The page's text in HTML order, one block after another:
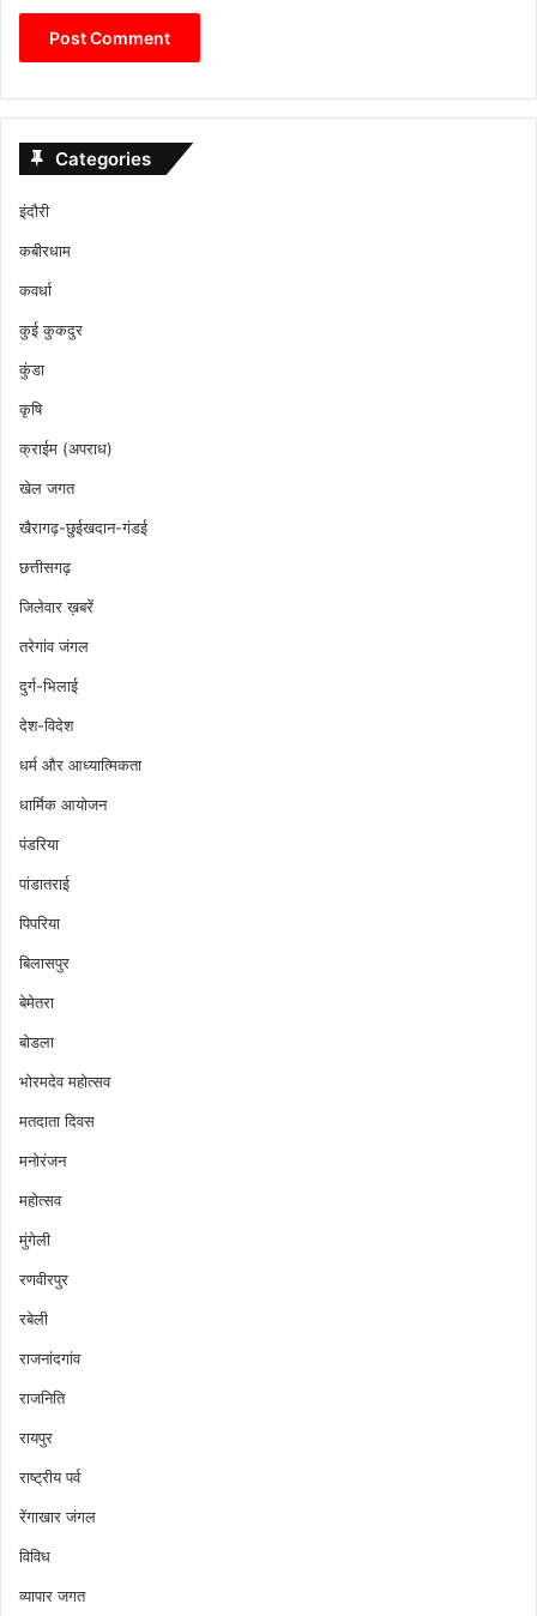
Categories
इंदौरी
कबीरधाम
कवर्धा
कुई कुकदुर
कुंडा
कृषि
क्राईम (अपराध)
खेल जगत
खैरागढ़-छुईखदान-गंडई
छत्तीसगढ़
जिलेवार ख़बरें
तरेगांव जंगल
दुर्ग-भिलाई
देश-विदेश
धर्म और आध्यात्मिकता
धार्मिक आयोजन
पंडरिया
पांडातराई
पिपरिया
बिलासपुर
बेमेतरा
बोडला
भोरमदेव महोत्सव
मतदाता दिवस
मनोरंजन
महोत्सव
मुंगेली
रणवीरपुर
रबेली
राजनांदगांव
राजनिति
रायपुर
राष्ट्रीय पर्व
रेंगाखार जंगल
विविध
व्यापार जगत